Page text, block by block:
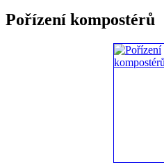
Pořízení kompostérů